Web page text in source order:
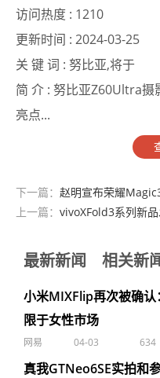
访问热度 : 1210
更新时间 : 2024-03-25
关 键 词 : 努比亚,将于
简 介 : 努比亚Z60Ultra摄
亮点...
下一篇： 赵明宣布荣耀
上一篇： vivoXFold3系列新品
最新新闻 相关新
小米MIXFlip再次被确
限于女性市场
网易 04-03 634
真我GTNeo6SE实拍和